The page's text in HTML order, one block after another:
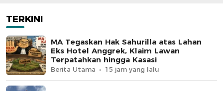
TERKINI
MA Tegaskan Hak Sahurilla atas Lahan
Eks Hotel Anggrek, Klaim Lawan
Terpatahkan hingga Kasasi
Berita Utama 15 jam yang lalu